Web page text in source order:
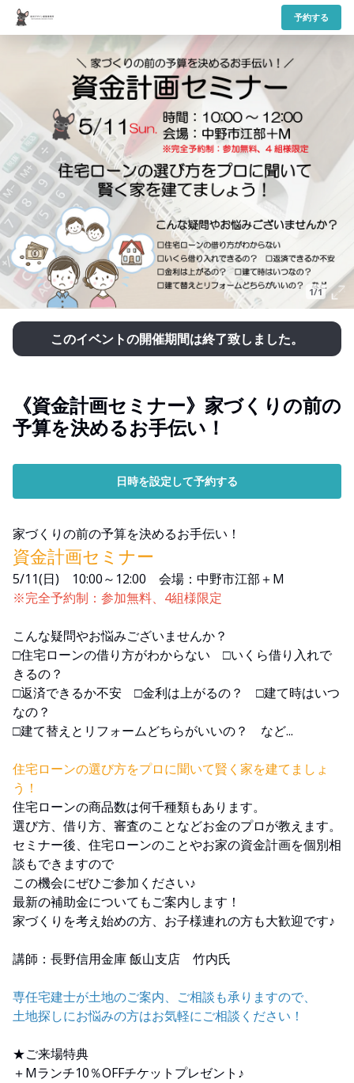
予約する
1/1
このイベントの開催期間は終了致しました。
《資金計画セミナー》家づくりの前の
予算を決めるお手伝い！
日時を設定して予約する
家づくりの前の予算を決めるお手伝い！
資金計画セミナー
5/11(日) 10:00～12:00 会場：中野市江部＋M
※完全予約制：参加無料、4組様限定
こんな疑問やお悩みございませんか？
□住宅ローンの借り方がわからない □いくら借り入れで
きるの？
□返済できるか不安 □金利は上がるの？ □建て時はいつ
なの？
□建て替えとリフォームどちらがいいの？ など...
住宅ローンの選び方をプロに聞いて賢く家を建てましょ
う！
住宅ローンの商品数は何千種類もあります。
選び方、借り方、審査のことなどお金のプロが教えます。
セミナー後、住宅ローンのことやお家の資金計画を個別相
談もできますので
この機会にぜひご参加ください♪
最新の補助金についてもご案内します！
家づくりを考え始めの方、お子様連れの方も大歓迎です♪
講師：長野信用金庫 飯山支店 竹内氏
専任宅建士が土地のご案内、ご相談も承りますので、
土地探しにお悩みの方はお気軽にご相談ください！
★ご来場特典
＋Mランチ10％OFFチケットプレゼント♪